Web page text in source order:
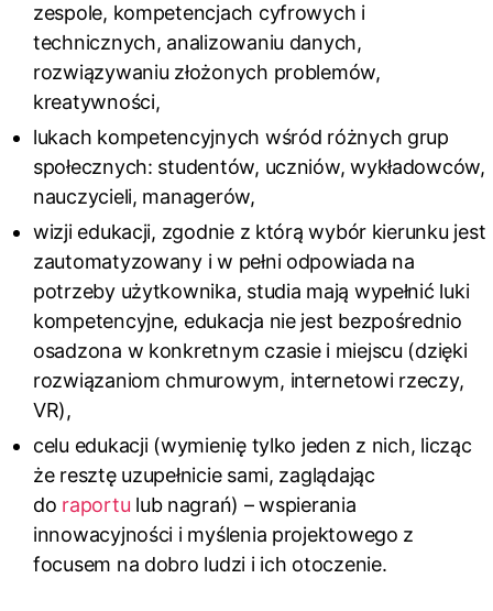
zespole, kompetencjach cyfrowych i
technicznych, analizowaniu danych,
rozwiązywaniu złożonych problemów,
kreatywności,
lukach kompetencyjnych wśród różnych grup
społecznych: studentów, uczniów, wykładowców,
nauczycieli, managerów,
wizji edukacji, zgodnie z którą wybór kierunku jest
zautomatyzowany i w pełni odpowiada na
potrzeby użytkownika, studia mają wypełnić luki
kompetencyjne, edukacja nie jest bezpośrednio
osadzona w konkretnym czasie i miejscu (dzięki
rozwiązaniom chmurowym, internetowi rzeczy,
VR),
celu edukacji (wymienię tylko jeden z nich, licząc
że resztę uzupełnicie sami, zaglądając
do raportu lub nagrań) – wspierania
innowacyjności i myślenia projektowego z
focusem na dobro ludzi i ich otoczenie.